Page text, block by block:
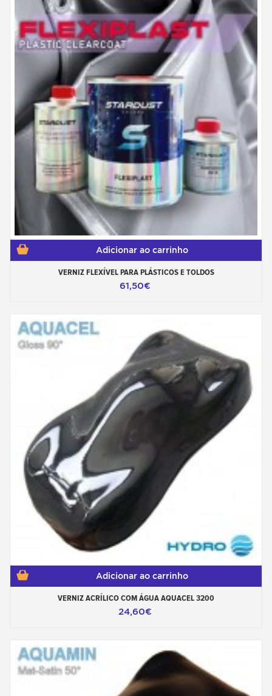
Adicionar ao carrinho
VERNIZ FLEXÍVEL PARA PLÁSTICOS E TOLDOS
61,50€
Adicionar ao carrinho
VERNIZ ACRÍLICO COM ÁGUA AQUACEL 3200
24,60€